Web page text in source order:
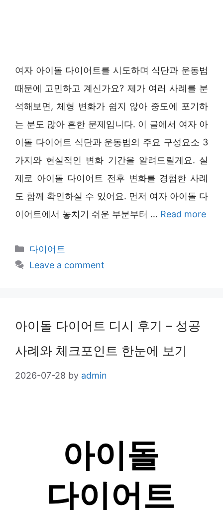
여자 아이돌 다이어트를 시도하며 식단과 운동법
때문에 고민하고 계신가요? 제가 여러 사례를 분
석해보면, 체형 변화가 쉽지 않아 중도에 포기하
는 분도 많아 흔한 문제입니다. 이 글에서 여자 아
이돌 다이어트 식단과 운동법의 주요 구성요소 3
가지와 현실적인 변화 기간을 알려드릴게요. 실
제로 아이돌 다이어트 전후 변화를 경험한 사례
도 함께 확인하실 수 있어요. 먼저 여자 아이돌 다
이어트에서 놓치기 쉬운 부분부터 … Read more
Categories
다이어트
Leave a comment
아이돌 다이어트 디시 후기 – 성공
사례와 체크포인트 한눈에 보기
2026-07-28 by admin